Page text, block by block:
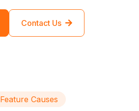
Contact Us
Feature Causes